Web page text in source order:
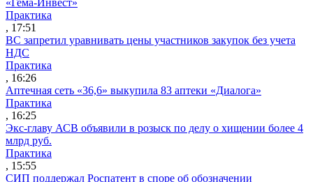
Практика
, 17:51
ВС запретил уравнивать цены участников закупок без учета
НДС
Практика
, 16:26
Аптечная сеть «36,6» выкупила 83 аптеки «Диалога»
Практика
, 16:25
Экс-главу АСВ объявили в розыск по делу о хищении более 4
млрд руб.
Практика
, 15:55
СИП поддержал Роспатент в споре об обозначении